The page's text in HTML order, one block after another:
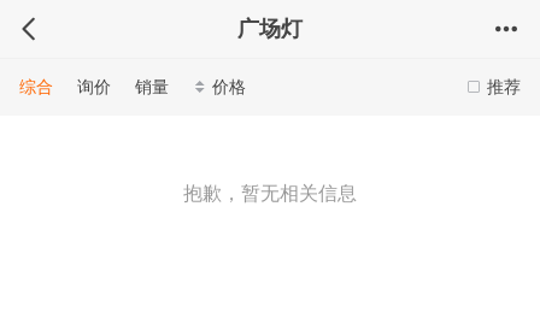
广场灯
推荐
综合 询价 销量 价格
抱歉，暂无相关信息